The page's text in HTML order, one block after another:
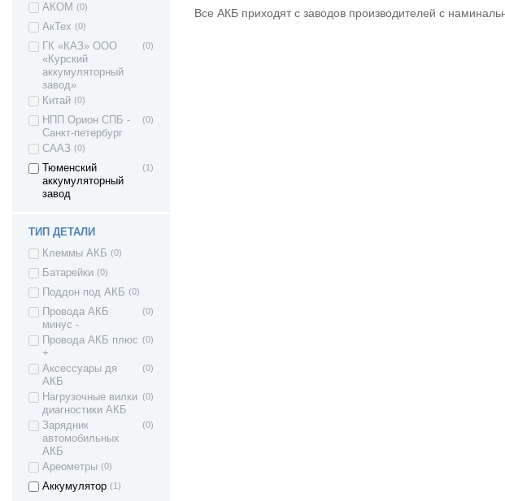
АКОМ (0)
АкТех (0)
ГК «КАЗ» ООО
«Курский
аккумуляторный
завод»
(0)
Китай (0)
НПП Орион СПБ -
Санкт-петербург
(0)
СААЗ (0)
Тюменский
аккумуляторный
завод
(1)
ТИП ДЕТАЛИ
Клеммы АКБ (0)
Батарейки (0)
Поддон под АКБ (0)
Провода АКБ
минус -
(0)
Провода АКБ плюс
+
(0)
Аксессуары дя
АКБ
(0)
Нагрузочные вилки
диагностики АКБ
(0)
Зарядник
автомобильных
АКБ
(0)
Ареометры (0)
Аккумулятор (1)
Lada Kalina 2
Granta FL (2194)
ВАЗ 1117 -
Калина I
универсал
(17)
ВАЗ 1118 -
Калина I седан
ВАЗ 1119 -
Калина I хетчбек
(16)
ВАЗ 11198 -
Калина I спорт
ВАЗ 2180 - Lada
Vesta (Лада
Веста)
(3)
Vesta SW Cross
Кросс)
Vesta Sport -
Веста спорт
Lada XRAY (Лада
Иксрей) Cross
ВАЗ Lada XRay
Lada Largus -
Ларгус
(2)
ИЖ 2126 Ода
газ 2217 - соболь (3)
газ 2410 - волга (1)
газ 2705 - соболь
газ 2705 - газель
газ 3102 - волга
газ 31029 волга
Все АКБ приходят с заводов производителей с